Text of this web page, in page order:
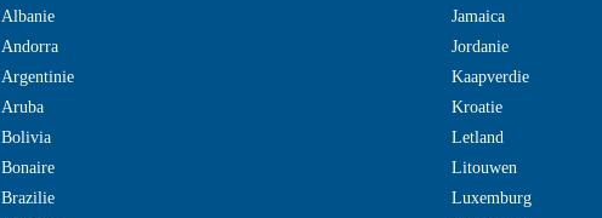
Albanie
Andorra
Argentinie
Aruba
Bolivia
Bonaire
Brazilie
Jamaica
Jordanie
Kaapverdie
Kroatie
Letland
Litouwen
Luxemburg